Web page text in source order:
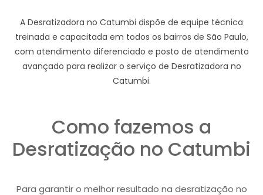
A Desratizadora no Catumbi dispõe de equipe técnica
treinada e capacitada em todos os bairros de São Paulo,
com atendimento diferenciado e posto de atendimento
avançado para realizar o serviço de Desratizadora no
Catumbi.
Como fazemos a
Desratização no Catumbi
Para garantir o melhor resultado na desratização no